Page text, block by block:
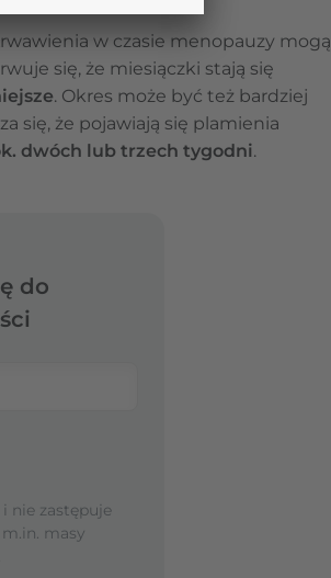
w czasie menopauzy mogą
się, że miesiączki stają się
. Okres może być też bardziej
się, że pojawiają się plamienia
dwóch lub trzech tygodni.
do
nie zastępuje
masy